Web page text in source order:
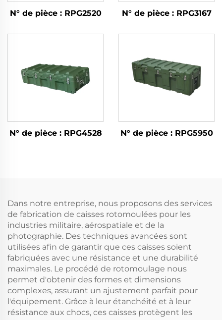
N° de pièce : RPG2520 N° de pièce : RPG3167
N° de pièce : RPG4528 N° de pièce : RPG5950
Dans notre entreprise, nous proposons des services
de fabrication de caisses rotomoulées pour les
industries militaire, aérospatiale et de la
photographie. Des techniques avancées sont
utilisées afin de garantir que ces caisses soient
fabriquées avec une résistance et une durabilité
maximales. Le procédé de rotomoulage nous
permet d'obtenir des formes et dimensions
complexes, assurant un ajustement parfait pour
l'équipement. Grâce à leur étanchéité et à leur
résistance aux chocs, ces caisses protègent les